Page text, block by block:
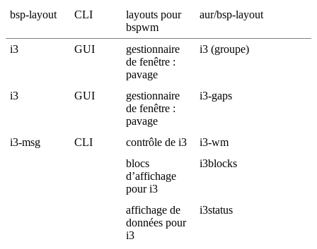
bsp-layout CLI
layouts pour
bspwm
aur/bsp-layout
i3 GUI
gestionnaire
de fenêtre :
pavage
i3 (groupe)
i3 GUI
gestionnaire
de fenêtre :
pavage
i3-gaps
i3-msg CLI contrôle de i3
i3-wm
blocs
d’affichage
pour i3
i3blocks
affichage de
données pour
i3
i3status